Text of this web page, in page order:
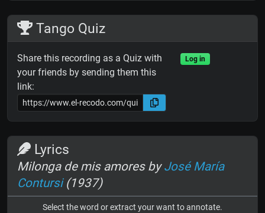
Tango Quiz
Share this recording as a Quiz with
your friends by sending them this
link:
Log in
Lyrics
Milonga de mis amores byJosé María
Contursi(1937)
Select the word or extract your want to annotate.